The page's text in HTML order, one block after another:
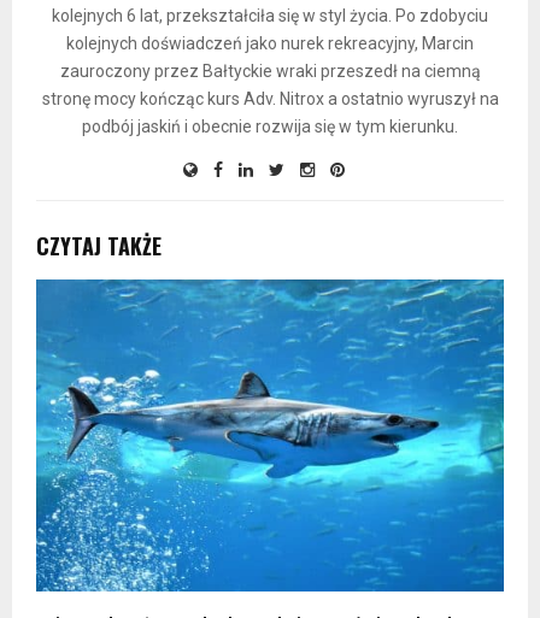
kolejnych 6 lat, przekształciła się w styl życia. Po zdobyciu
kolejnych doświadczeń jako nurek rekreacyjny, Marcin
zauroczony przez Bałtyckie wraki przeszedł na ciemną
stronę mocy kończąc kurs Adv. Nitrox a ostatnio wyruszył na
podbój jaskiń i obecnie rozwija się w tym kierunku.
CZYTAJ TAKŻE